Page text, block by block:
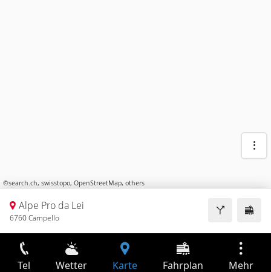
©search.ch, swisstopo, OpenStreetMap, others
Alpe Pro da Lei
6760 Campello
Tel Wetter Karte Fahrplan Mehr